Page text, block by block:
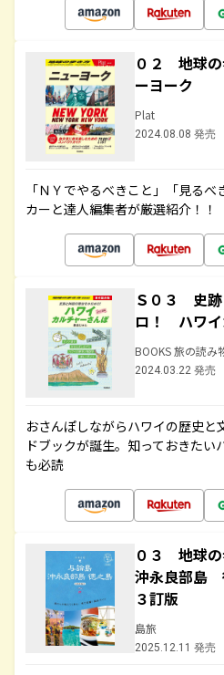
０２ 地球
ーヨーク
Plat
2024.08.08 発売
「ＮＹでやるべきこと」「見る
カーと達人編集者が厳選紹介！！
Ｓ０３ 史跡
ロ！ ハワイ
BOOKS 旅の読み
2024.03.22 発売
おさんぽしながらハワイの歴史と
ドブックが誕生。知っておきた
も必読
０３ 地球
沖永良部島
３訂版
島旅
2025.12.11 発売